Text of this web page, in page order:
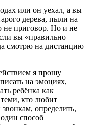
или он уехал, а вы
дерева, пыли на
не приговор. Но и не
вы «правильно
смотрю на дистанцию
я прошу
на эмоциях,
ребёнка как
кто любит
определить,
способ